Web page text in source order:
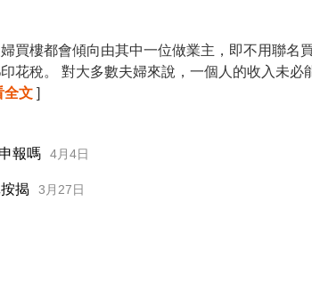
買樓都會傾向由其中一位做業主，即不用聯
花稅。 對大多數夫婦來說，一個人的收入未
全文 ]
報嗎 4月4日
揭 3月27日